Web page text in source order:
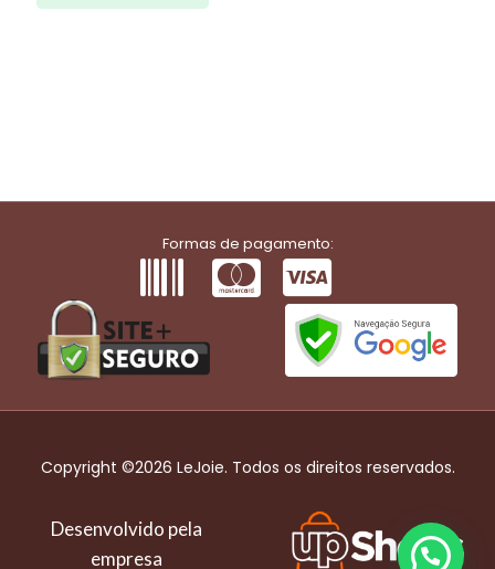
Formas de pagamento:
Copyright ©2026 LeJoie. Todos os direitos reservados.
Desenvolvido pela
empresa